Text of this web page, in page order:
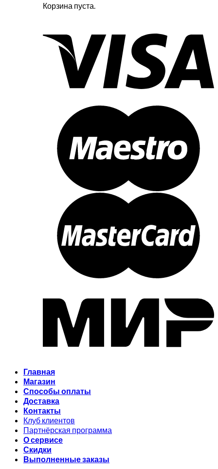
Корзина пуста.
Главная
Магазин
Способы оплаты
Доставка
Контакты
Клуб клиентов
Партнёрская программа
О сервисе
Скидки
Выполненные заказы